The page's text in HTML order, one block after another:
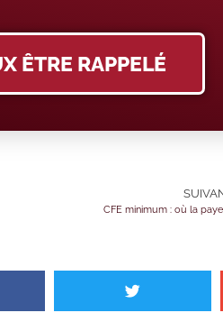
ÊTRE RAPPELÉ
CFE minimum : où la